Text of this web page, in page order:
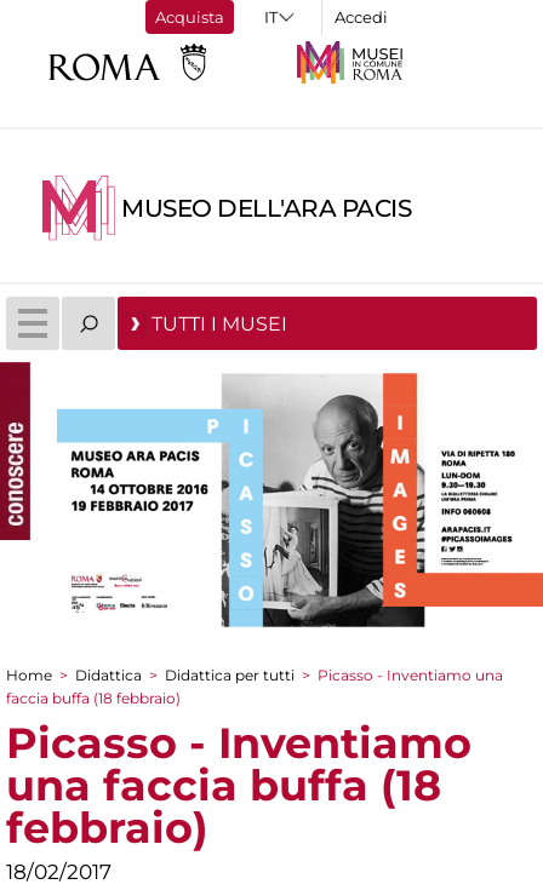
Acquista Accedi
MUSEO DELL'ARA PACIS
TUTTI I MUSEI
Tu sei qui
Home > Didattica > Didattica per tutti > Picasso - Inventiamo una
faccia buffa (18 febbraio)
Picasso - Inventiamo
una faccia buffa (18
febbraio)
18/02/2017